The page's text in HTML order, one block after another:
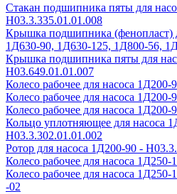
Стакан подшипника пяты для
Н03.3.335.01.01.008
Крышка подшипника (фенопласт)
1Д630-90, 1Д630-125, 1Д800-56,
Крышка подшипника пяты для
Н03.649.01.01.007
Колесо рабочее для насоса 1Д200-
Колесо рабочее для насоса 1Д200-
Колесо рабочее для насоса
Кольцо уплотняющее для насоса
Н03.3.302.01.01.002
Ротор для насоса 1Д200-90 -
Колесо рабочее для насоса
Колесо рабочее для насоса
-02